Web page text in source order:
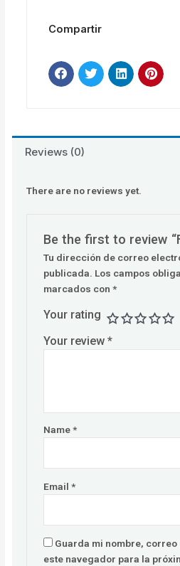
Compartir
Reviews (0)
There are no reviews yet.
Be the first to review
Tu dirección de correo
publicada. Los campos
marcados con*
Your rating
Your review*
Name*
Email*
Guarda mi nombre, correo
este navegador para la